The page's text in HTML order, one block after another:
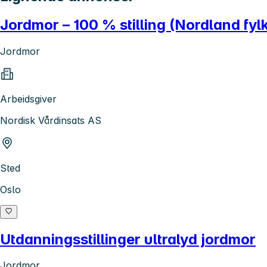
Jordmor – 100 % stilling (Nordland
Jordmor
Arbeidsgiver
Nordisk Vårdinsats AS
Sted
Oslo
Utdanningsstillinger ultralyd jordmor